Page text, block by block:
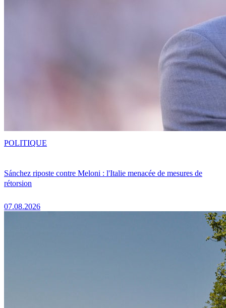
Sánchez riposte contre Meloni : l'Italie menacée de mesures de
rétorsion
07.08.2026
POLITIQUE